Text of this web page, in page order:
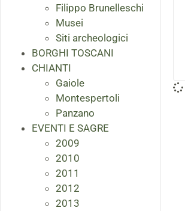
Filippo Brunelleschi
Musei
Siti archeologici
BORGHI TOSCANI
CHIANTI
Gaiole
Montespertoli
Panzano
EVENTI E SAGRE
2009
2010
2011
2012
2013